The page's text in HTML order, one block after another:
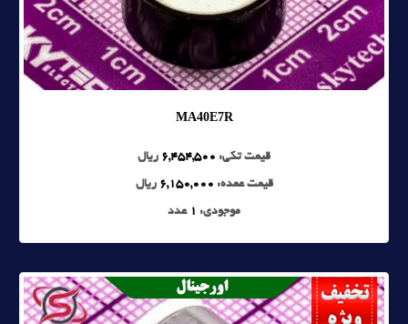
MA40E7R
قیمت تکی: 6,454,500 ریال
قیمت عمده: 6,150,000 ریال
موجودی: 1 عدد